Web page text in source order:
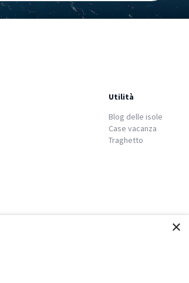
Utilità
Blog delle isole
Case vacanza
Traghetto
×